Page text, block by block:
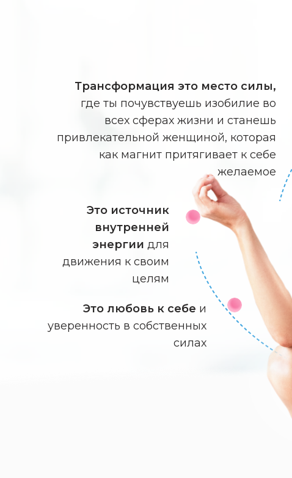
Это источник
внутренней
энергии для
движения к своим
целям
Это любовь к себе и
уверенность в собственных
силах
Трансформация это место силы,
где ты почувствуешь изобилие во
всех сферах жизни и станешь
привлекательной женщиной, которая
как магнит притягивает к себе
желаемое